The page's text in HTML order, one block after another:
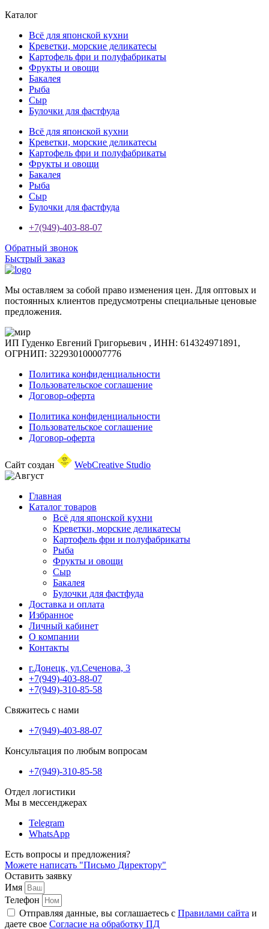
Каталог
Всё для японской кухни
Креветки, морские деликатесы
Картофель фри и полуфабрикаты
Фрукты и овощи
Бакалея
Рыба
Сыр
Булочки для фастфуда
Всё для японской кухни
Креветки, морские деликатесы
Картофель фри и полуфабрикаты
Фрукты и овощи
Бакалея
Рыба
Сыр
Булочки для фастфуда
+7(949)-403-88-07
Обратный звонок
Быстрый заказ
Мы оставляем за собой право изменения цен. Для оптовых и
постоянных клиентов предусмотрены специальные ценовые
предложения.
ИП Гуденко Евгений Григорьевич , ИНН: 614324971891,
ОГРНИП: 322930100007776
Политика конфиденциальности
Пользовательское соглашение
Договор-оферта
Политика конфиденциальности
Пользовательское соглашение
Договор-оферта
Сайт создан WebCreative Studio
Главная
Каталог товаров
Всё для японской кухни
Креветки, морские деликатесы
Картофель фри и полуфабрикаты
Рыба
Фрукты и овощи
Сыр
Бакалея
Булочки для фастфуда
Доставка и оплата
Избранное
Личный кабинет
О компании
Контакты
г.Донецк, ул.Сеченова, 3
+7(949)-403-88-07
+7(949)-310-85-58
Свяжитесь с нами
+7(949)-403-88-07
Консультация по любым вопросам
+7(949)-310-85-58
Отдел логистики
Мы в мессенджерах
Telegram
WhatsApp
Есть вопросы и предложения?
Можете написать "Письмо Директору"
Оставить заявку
Имя
Телефон
Отправляя данные, вы соглашаетесь с Правилами сайта и
даете свое Согласие на обработку ПД